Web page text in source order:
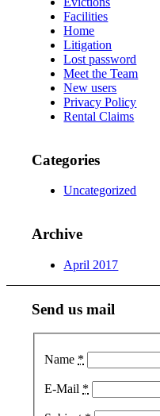
Facilities
Home
Litigation
Lost password
Meet the Team
New users
Privacy Policy
Rental Claims
Categories
Uncategorized
Archive
April 2017
Send us mail
Name *
E-Mail *